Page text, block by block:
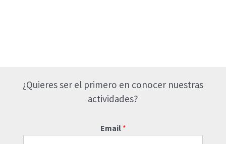
¿Quieres ser el primero en conocer nuestras
actividades?
Email *